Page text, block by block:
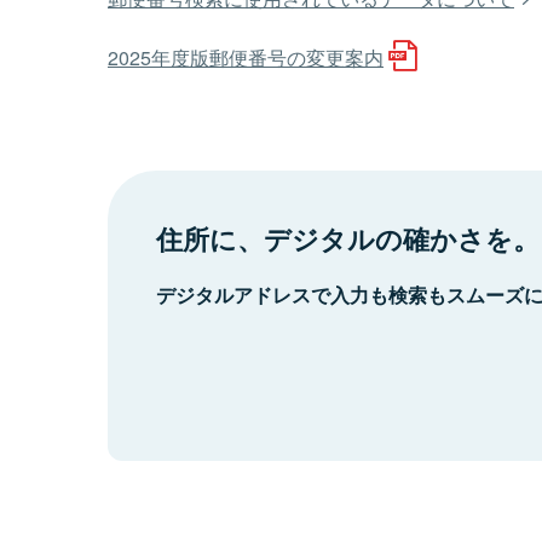
2025年度版郵便番号の変更案内
住所に、デジタルの確かさを。
デジタルアドレスで入力も検索もスムーズ